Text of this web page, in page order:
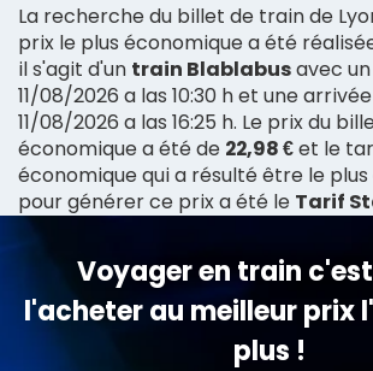
La recherche du billet de train de
prix le plus économique a été
il s'agit d'un train Blablabusavec
11/08/2026 a las 10:30 h et une
11/08/2026 a las 16:25 h. Le prix du
économique a été de 22,98 €et le
économique qui a résulté être le
pour générer ce prix a été le Tarif
Voyager en train
l'acheter au meilleur prix
plus !